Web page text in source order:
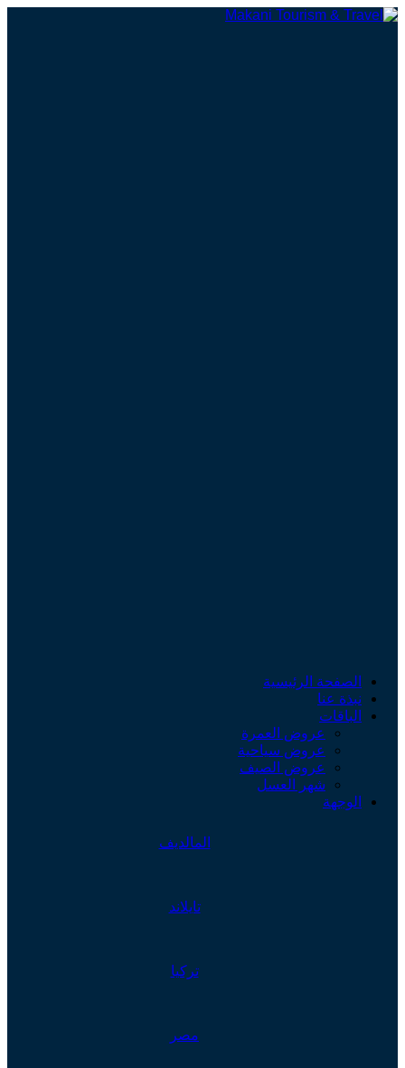
الصفحة الرئيسية
نبذة عنا
الباقات
عروض العمرة
عروض سياحية
عروض الصيف
شهر العسل
الوجهة
المالديف
تايلاند
تركيا
مصر